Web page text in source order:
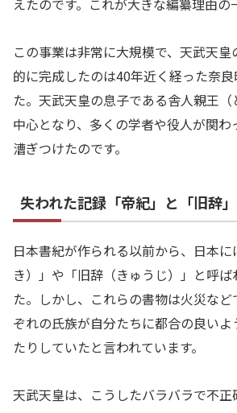
えたのです。これが大きな編纂理由の
この事業は非常に大規模で、天武天
的に完成したのは40年近く経った奈
た。天武天皇の息子である舎人親王
中心となり、多くの学者や役人が関わ
漕ぎつけたのです。
失われた記録「帝紀」と「旧辞
日本書紀が作られる以前から、日本
き）」や「旧辞（きゅうじ）」と呼
た。しかし、これらの書物は火災な
ぞれの氏族が自分たちに都合の良い
たりしていたと言われています。
天武天皇は、こうしたバラバラで不正